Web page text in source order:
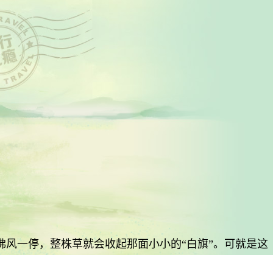
一停，整株草就会收起那面小小的“白旗”。可就是这